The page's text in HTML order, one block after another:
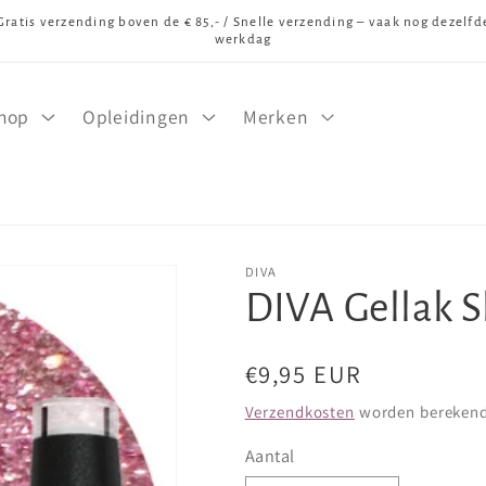
verzending boven de € 85,- / Snelle verzending – vaak nog
werkdag
Opleidingen Merken
DIVA
DIVA Gellak
Normale
prijs
€9,95 EUR
Verzendkosten worden
Aantal